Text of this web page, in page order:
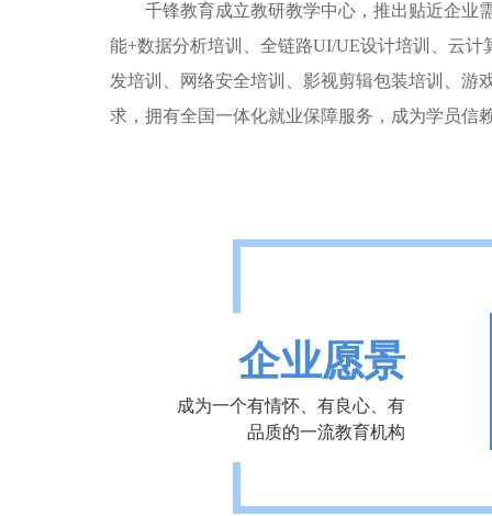
千锋教育成立教研教学中心，推出贴近企业
能+数据分析培训、全链路UI/UE设计培训、云
发培训、网络安全培训、影视剪辑包装培训、游
求，拥有全国一体化就业保障服务，成为学员信
企业愿景
成为一个有情怀、有良心、有
品质的一流教育机构